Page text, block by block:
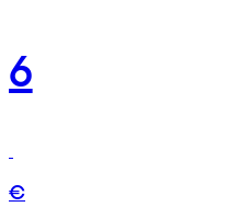
6
€